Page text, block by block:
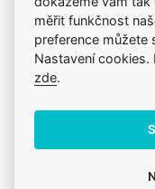
777 319 517
měřit funkčnost
preference můžete
Nastavení cookies.
zde.